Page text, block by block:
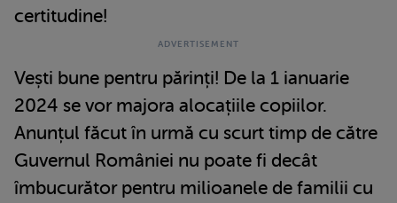
certitudine!
Vești bune pentru părinți! De la 1 ianuarie
2024 se vor majora alocațiile copiilor.
Anunțul făcut în urmă cu scurt timp de către
Guvernul României nu poate fi decât
îmbucurător pentru milioanele de familii cu